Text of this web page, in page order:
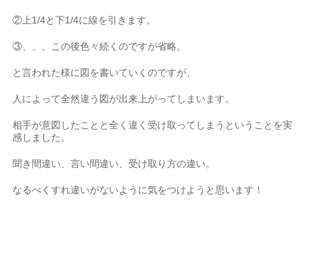
②上1/4と下1/4に線を引きます。
③、、、この後色々続くのですが省略。
と言われた様に図を書いていくのですが、
人によって全然違う図が出来上がってしまいます。
相手が意図したことと全く違く受け取ってしまうということを実
感しました。
聞き間違い、言い間違い、受け取り方の違い。
なるべくすれ違いがないように気をつけようと思います！